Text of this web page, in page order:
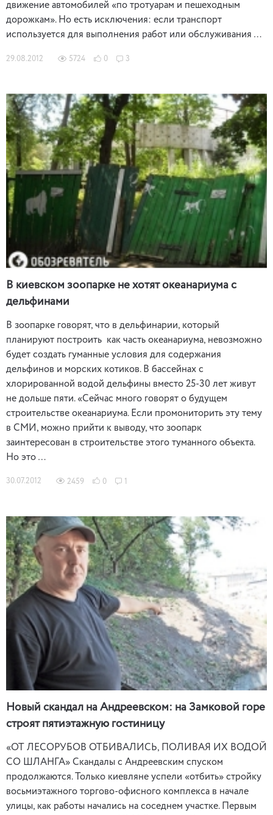
движение автомобилей «по тротуарам и пешеходным
дорожкам». Но есть исключения: если транспорт
используется для выполнения работ или обслуживания …
29.08.2012 5724 0 3
В киевском зоопарке не хотят океанариума с
дельфинами
В зоопарке говорят, что в дельфинарии, который
планируют построить как часть океанариума, невозможно
будет создать гуманные условия для содержания
дельфинов и морских котиков. В бассейнах с
хлорированной водой дельфины вместо 25-30 лет живут
не дольше пяти. «Сейчас много говорят о будущем
строительстве океанариума. Если промониторить эту тему
в СМИ, можно прийти к выводу, что зоопарк
заинтересован в строительстве этого туманного объекта.
Но это …
30.07.2012 2459 0 1
Новый скандал на Андреевском: на Замковой горе
строят пятиэтажную гостиницу
«ОТ ЛЕСОРУБОВ ОТБИВАЛИСЬ, ПОЛИВАЯ ИХ ВОДОЙ
СО ШЛАНГА» Скандалы с Андреевским спуском
продолжаются. Только киевляне успели «отбить» стройку
восьмиэтажного торгово-офисного комплекса в начале
улицы, как работы начались на соседнем участке. Первым